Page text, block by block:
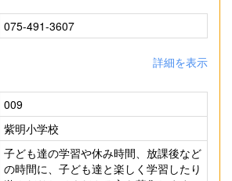
075-491-3607
詳細を表示
009
紫明小学校
子ども達の学習や休み時間、放課後など
の時間に、子ども達と楽しく学習したり